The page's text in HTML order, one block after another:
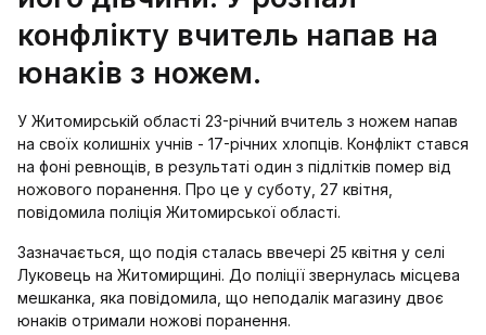
конфлікту вчитель напав на
юнаків з ножем.
У Житомирській області 23-річний вчитель з ножем напав
на своїх колишніх учнів - 17-річних хлопців. Конфлікт стався
на фоні ревнощів, в результаті один з підлітків помер від
ножового поранення. Про це у суботу, 27 квітня,
повідомила поліція Житомирської області.
Зазначається, що подія сталась ввечері 25 квітня у селі
Луковець на Житомирщині. До поліції звернулась місцева
мешканка, яка повідомила, що неподалік магазину двоє
юнаків отримали ножові поранення.